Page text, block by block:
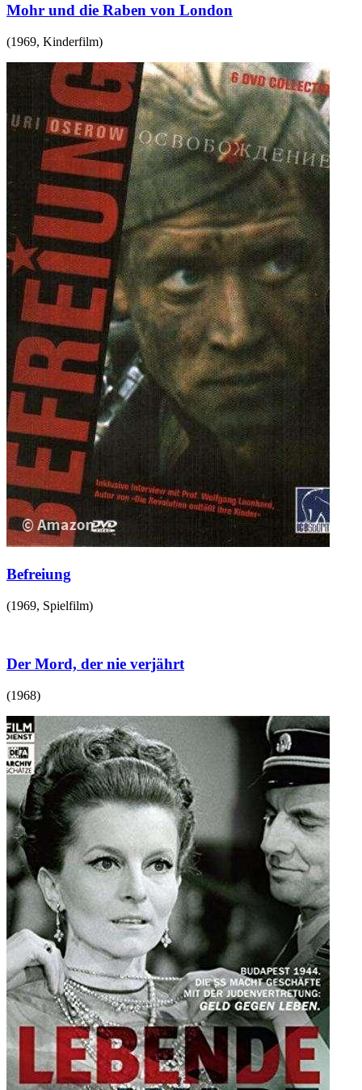
Mohr und die Raben von London
(1969, Kinderfilm)
Befreiung
(1969, Spielfilm)
Der Mord, der nie verjährt
(1968)